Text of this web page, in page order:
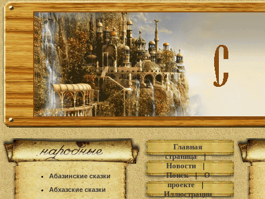
Абазинские сказки
Абхазские сказки
Главная
страница|
Новости|
Поиск|О
проекте|
Иллюстрации